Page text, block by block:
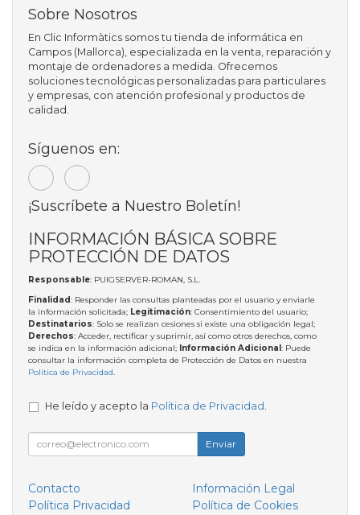
Sobre Nosotros
En Clic Informàtics somos tu tienda de informática en
Campos (Mallorca), especializada en la venta, reparación y
montaje de ordenadores a medida. Ofrecemos
soluciones tecnológicas personalizadas para particulares
y empresas, con atención profesional y productos de
calidad.
Síguenos en:
¡Suscríbete a Nuestro Boletín!
INFORMACIÓN BÁSICA SOBRE
PROTECCIÓN DE DATOS
Responsable: PUIGSERVER-ROMAN, S.L.
Finalidad: Responder las consultas planteadas por el usuario y enviarle
la información solicitada; Legitimación: Consentimiento del usuario;
Destinatarios: Solo se realizan cesiones si existe una obligación legal;
Derechos: Acceder, rectificar y suprimir, así como otros derechos, como
se indica en la información adicional; Información Adicional: Puede
consultar la información completa de Protección de Datos en nuestra
Política de Privacidad.
He leído y acepto la Política de Privacidad
Enviar
Contacto
Información Legal
Política Privacidad
Política de Cookies